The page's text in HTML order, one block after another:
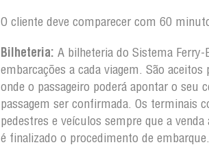
O cliente deve comparecer com 60
Bilheteria: A bilheteria do Sistema
embarcações a cada viagem. São
onde o passageiro poderá apontar o seu
passagem ser confirmada. Os terminais
pedestres e veículos sempre que a
é finalizado o procedimento de embarque.